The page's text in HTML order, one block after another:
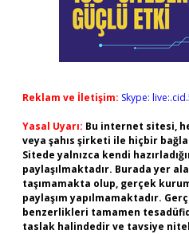
Reklam ve İletişim: Skype:
Yasal Uyarı: Bu internet sitesi,
veya şahıs şirketi ile hiçbir
Sitede yalnızca kendi
paylaşılmaktadır. Burada yer
taşımamakta olup, gerçek
paylaşım yapılmamaktadır.
benzerlikleri tamamen
taslak halindedir ve tavsiye